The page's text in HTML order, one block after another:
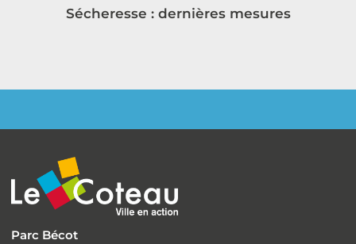
Sécheresse : dernières mesures
Parc Bécot